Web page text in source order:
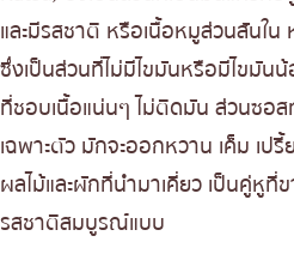
และมีรสชาติ หรือเนื้อหมูส่วนสันใน
ซึ่งเป็นส่วนที่ไม่มีไขมันหรือมีไขมัน
ที่ชอบเนื้อแน่นๆ ไม่ติดมัน ส่วนซอ
เฉพาะตัว มักจะออกหวาน เค็ม เป
ผลไม้และผักที่นำมาเคี่ยว เป็นคู่หูที่
รสชาติสมบูรณ์แบบ